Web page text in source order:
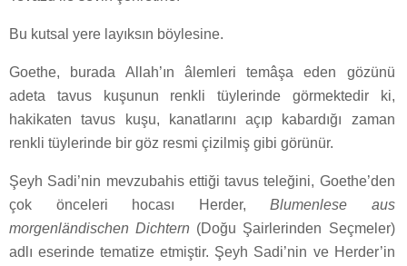
Bu kutsal yere layıksın böylesine.
Goethe, burada Allah’ın âlemleri temâşa eden gözünü
adeta tavus kuşunun renkli tüylerinde görmektedir ki,
hakikaten tavus kuşu, kanatlarını açıp kabardığı zaman
renkli tüylerinde bir göz resmi çizilmiş gibi görünür.
Şeyh Sadi’nin mevzubahis ettiği tavus teleğini, Goethe’den
çok önceleri hocası Herder,Blumenlese aus
morgenländischen Dichtern (Doğu Şairlerinden Seçmeler)
adlı eserinde tematize etmiştir. Şeyh Sadi’nin ve Herder’in